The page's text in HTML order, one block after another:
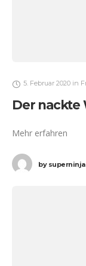
5. Februar 2020 in
Der nackte
Mehr erfahren
bysuperninja